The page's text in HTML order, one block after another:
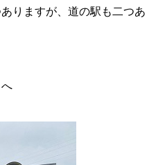
りますが、道の駅も二つあ